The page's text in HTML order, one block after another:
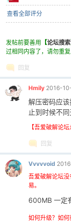
jie.
查看全部评分
发帖前要善用 【论坛搜索
过相同内容了，请勿重复
回复
Hmily 2016-
解压密码应该
止到时候不同
【吾爱破解论
回复
Vvvvvoid
吾爱破解论坛
易。
600MB 一定
如何升级？如何